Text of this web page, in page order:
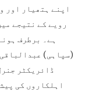
اپنے ہتھیار اور
رویے کے نتیجے
ہے۔ برطرف
(سپاہی)
ڈائریکٹر
اہلکاروں کی